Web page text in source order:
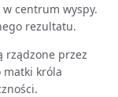
centrum wyspy.
rezultatu.
rządzone przez
matki króla